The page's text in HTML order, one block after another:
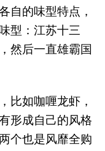
自的味型特点，
型：江苏十三
然后一直雄霸国
比如咖喱龙虾，
形成自己的风格
个也是风靡全购